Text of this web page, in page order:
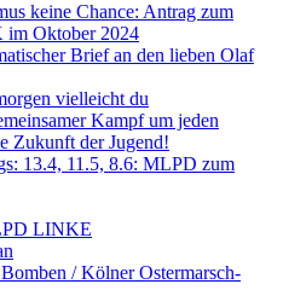
keine Chance: Antrag zum
Oktober 2024
Brief an den lieben Olaf
vielleicht du
Kampf um jeden
Zukunft der Jugend!
13.4, 11.5, 8.6: MLPD zum
LINKE
/ Kölner Ostermarsch-